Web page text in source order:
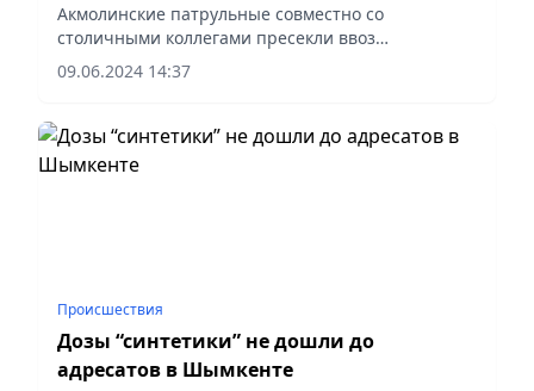
Акмолинские патрульные совместно со
столичными коллегами пресекли ввоз
наркотического средства гашиш в Астану,
сообщает Vecher.kz.
09.06.2024 14:37
Происшествия
Дозы “синтетики” не дошли до
адресатов в Шымкенте